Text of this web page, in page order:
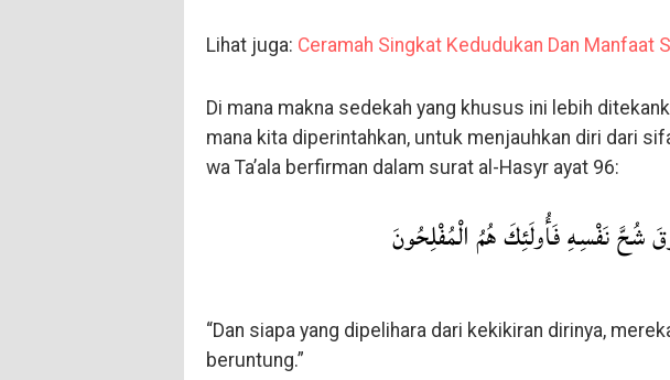
Lihat juga: Ceramah Singkat Kedudukan Dan Manfaat
Di mana makna sedekah yang khusus ini lebih
mana kita diperintahkan, untuk menjauhkan diri dari
wa Ta’ala berfirman dalam surat al-Hasyr ayat 96:
شُحَّ نَفْسِهِ فَأُولَئِكَ هُمُ الْمُفْلِحُونَ
“Dan siapa yang dipelihara dari kekikiran dirinya,
beruntung.”